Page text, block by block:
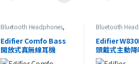
Bluetooth Headphones,
Open-ear
Headphones,最新產品
Edifier Comfo Bass
開放式真無線耳機
Bluetooth
Headphones,
Edifier
頭戴式主動
機